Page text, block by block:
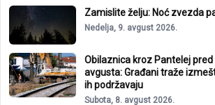
Zamislite želju: Noć zvezda
Nedelja, 9. avgust 2026.
Obilaznica kroz Pantelej
avgusta: Građani traže
ih podržavaju
Subota, 8. avgust 2026.